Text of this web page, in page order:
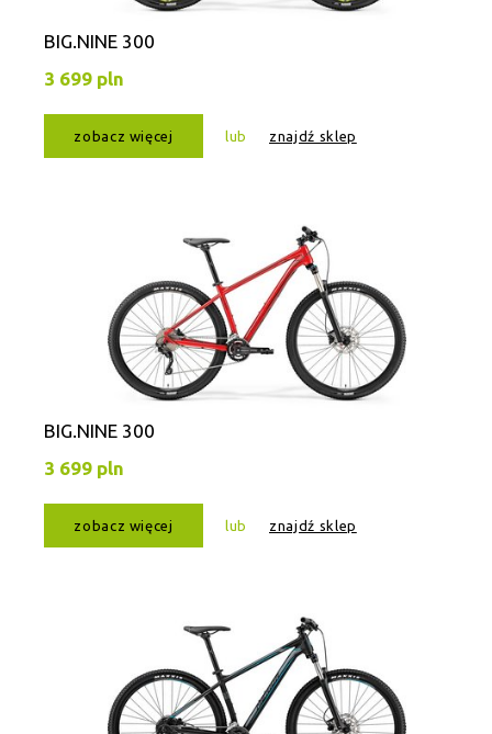
BIG.NINE 300
3 699 pln
zobacz więcej lub znajdź sklep
BIG.NINE 300
3 699 pln
zobacz więcej lub znajdź sklep